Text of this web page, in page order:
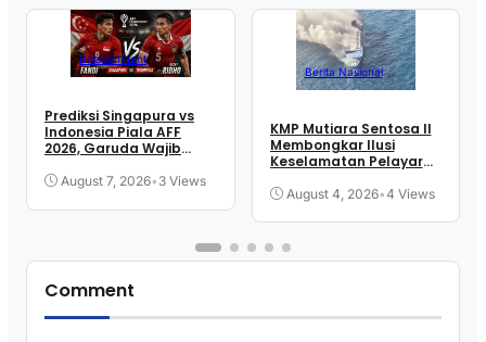
Bolatainment
Prediksi Singapura vs
Indonesia Piala AFF
2026, Garuda Wajib
August 7, 2026• 3 Views
Berita Nasional
KMP Mutiara Sentosa II
Membongkar Ilusi
Keselamatan Pelayaran
August 4, 2026•4 Views
Comment